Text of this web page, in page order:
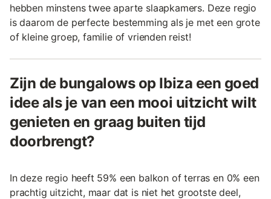
hebben minstens twee aparte slaapkamers. Deze regio
is daarom de perfecte bestemming als je met een grote
of kleine groep, familie of vrienden reist!
Zijn de bungalows op Ibiza een goed
idee als je van een mooi uitzicht wilt
genieten en graag buiten tijd
doorbrengt?
In deze regio heeft 59% een balkon of terras en 0% een
prachtig uitzicht, maar dat is niet het grootste deel,